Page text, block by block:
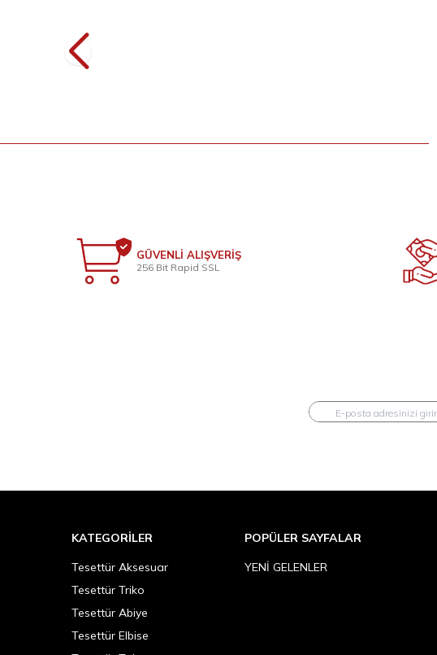
GÜVENLİ ALIŞVERİŞ
256 Bit Rapid SSL
KATEGORILER
Tesettür Aksesuar
Tesettür Triko
Tesettür Abiye
Tesettür Elbise
POPÜLER SAYFALAR
YENİ GELENLER